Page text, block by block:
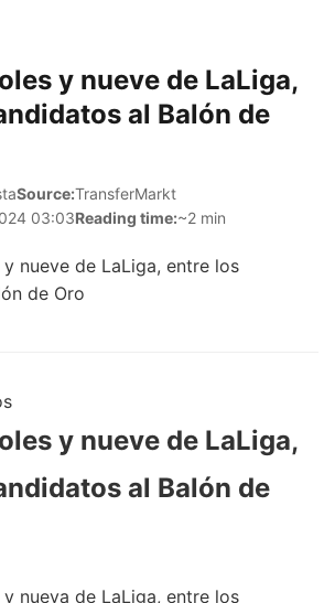
y nueve de LaLiga,
al Balón de
Source:TransferMarkt
03:03Reading time:~2 min
y nueve de LaLiga,
al Balón de